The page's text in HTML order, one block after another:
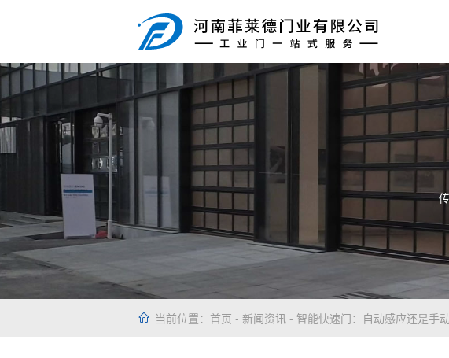
当前位置： 首页 - 新闻资讯 - 智能快速门：自动感应还是手